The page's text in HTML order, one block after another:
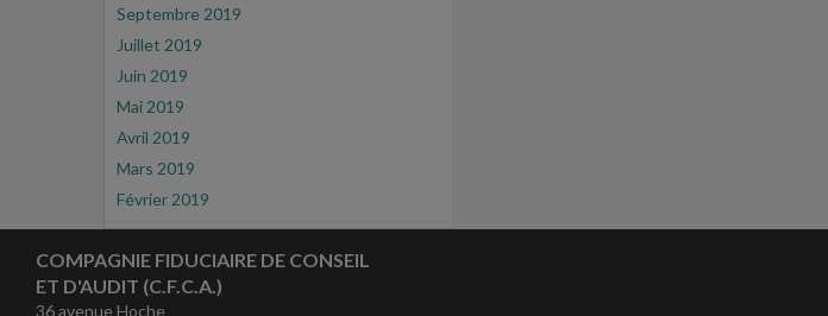
Septembre 2019
Juillet 2019
Juin 2019
Mai 2019
Avril 2019
Mars 2019
Février 2019
COMPAGNIE FIDUCIAIRE DE CONSEIL
ET D'AUDIT (C.F.C.A.)
36 avenue Hoche